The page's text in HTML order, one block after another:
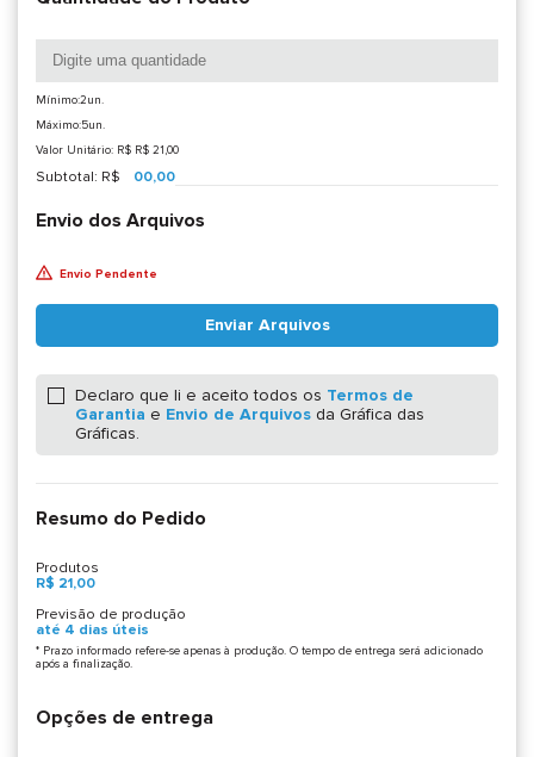
Mínimo:2un.
Máximo:5un.
Valor Unitário: R$ R$ 21,00
Subtotal: R$ 00,00
Envio dos Arquivos
Envio Pendente
Enviar Arquivos
Declaro que li e aceito todos os Termos de
Garantia e Envio de Arquivos da Gráfica das
Gráficas.
Resumo do Pedido
Produtos
R$ 21,00
Previsão de produção
até 4 dias úteis
* Prazo informado refere-se apenas à produção. O tempo de entrega será adicionado
após a finalização.
Opções de entrega